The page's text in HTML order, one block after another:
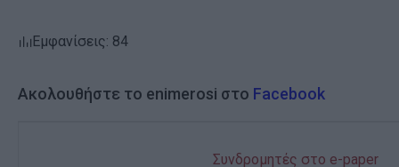
Εμφανίσεις: 84
Ακολουθήστε το enimerosi στο Facebook
Συνδρομητές στο e-paper